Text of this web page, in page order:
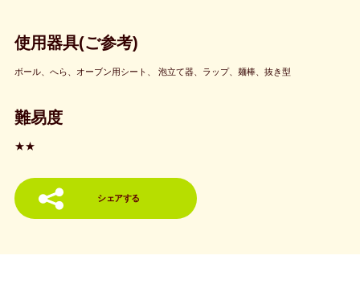
使用器具(ご参考)
ボール、へら、オーブン用シート、 泡立て器、ラップ、麺棒、抜き型
難易度
★★
シェアする